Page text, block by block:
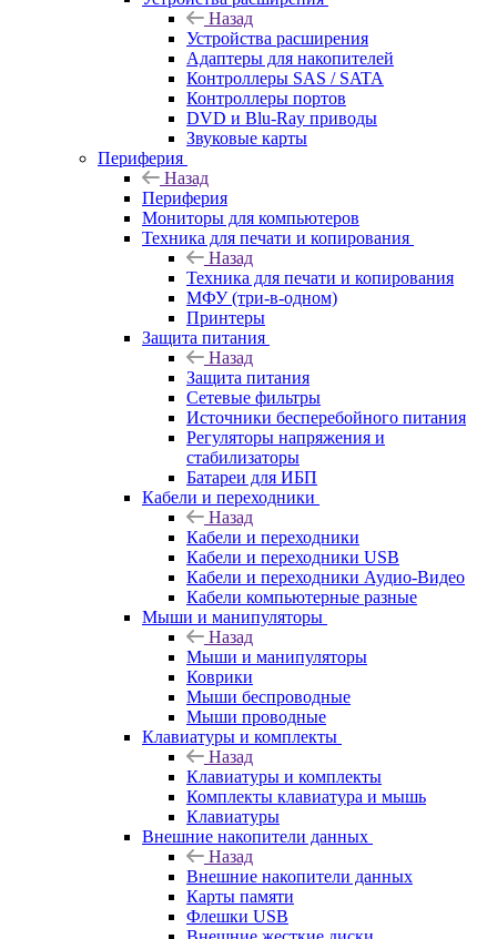
Назад
Устройства расширения
Адаптеры для накопителей
Контроллеры SAS / SATA
Контроллеры портов
DVD и Blu-Ray приводы
Звуковые карты
Периферия
Назад
Периферия
Мониторы для компьютеров
Техника для печати и копирования
Назад
Техника для печати и копирования
МФУ (три-в-одном)
Принтеры
Защита питания
Назад
Защита питания
Сетевые фильтры
Источники бесперебойного питания
Регуляторы напряжения и
стабилизаторы
Батареи для ИБП
Кабели и переходники
Назад
Кабели и переходники
Кабели и переходники USB
Кабели и переходники Аудио-Видео
Кабели компьютерные разные
Мыши и манипуляторы
Назад
Мыши и манипуляторы
Коврики
Мыши беспроводные
Мыши проводные
Клавиатуры и комплекты
Назад
Клавиатуры и комплекты
Комплекты клавиатура и мышь
Клавиатуры
Внешние накопители данных
Назад
Внешние накопители данных
Карты памяти
Флешки USB